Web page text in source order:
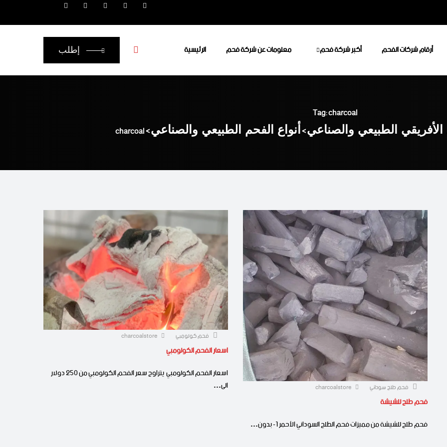
الرئيسية معلومات عن شركة فحم أكبر شركة فحم أرقام شركات الفحم إطلب
Tag: charcoal
الطبيعي والصناعي> أنواع الفحم الطبيعي والصناعي>
charcoal
فحم طلح سوداني
فحم طلح للشيشة
فحم طلح للشيشة من مميزات فحم الطلح السوداني الأحمر 1- بدون…
فحم كولومبي
اسعار الفحم الكولومبي
اسعار الفحم الكولومبي يتراوح سعر الفحم الكولومبي من 250 دولار
الى…